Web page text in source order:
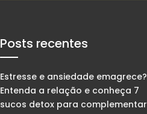
Posts recentes
Estresse e ansiedade emagrece?
Entenda a relação e conheça 7
sucos detox para complementar